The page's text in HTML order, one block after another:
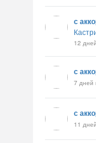
с
12
с
7 дней
с
11